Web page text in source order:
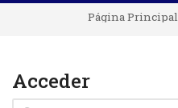
Página Principal
Acceder